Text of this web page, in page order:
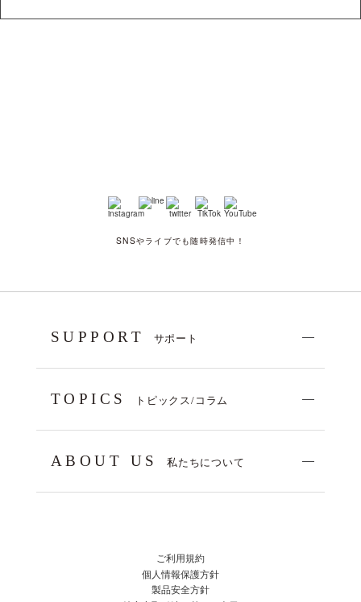
SNSやライブでも随時発信中！
SUPPORT サポート
TOPICS トピックス/コラム
ABOUT US 私たちについて
ご利用規約
個人情報保護方針
製品安全方針